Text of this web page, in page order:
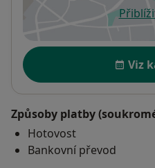
Dostupnost
Viz
Způsoby platby
Hotovost
Bankovní převod